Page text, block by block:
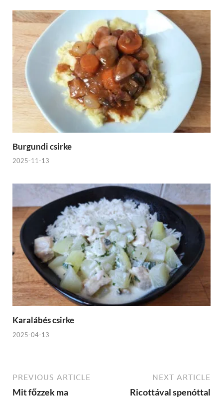
Burgundi csirke
2025-11-13
Karalábés csirke
2025-04-13
PREVIOUS ARTICLE
Mit főzzek ma
NEXT ARTICLE
Ricottával spenóttal